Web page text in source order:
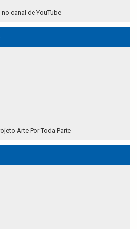
canal de YouTube
Arte Por Toda Parte